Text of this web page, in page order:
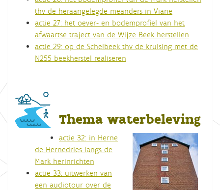
thv de heraangelegde meanders in Viane
actie 27: het oever- en bodemprofiel van het
afwaartse traject van de Wijze Beek herstellen
actie 29: op de Scheibeek thv de kruising met de
N255 beekherstel realiseren
Thema waterbeleving
actie 32: in Herne
de Hernedries langs de
Mark herinrichten
actie 33: uitwerken van
een audiotour over de